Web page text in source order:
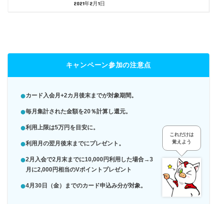
2021年2月1日
キャンペーン参加の注意点
カード入会月+2カ月後末までが対象期間。
毎月集計された金額を20％計算し還元。
利用上限は5万円を目安に。
利用月の翌月後末までにプレゼント。
2月入会で2月末までに10,000円利用した場合→3
月に2,000円相当のVポイントプレゼント
4月30日（金）までのカード申込み分が対象。
これだけは
覚えよう